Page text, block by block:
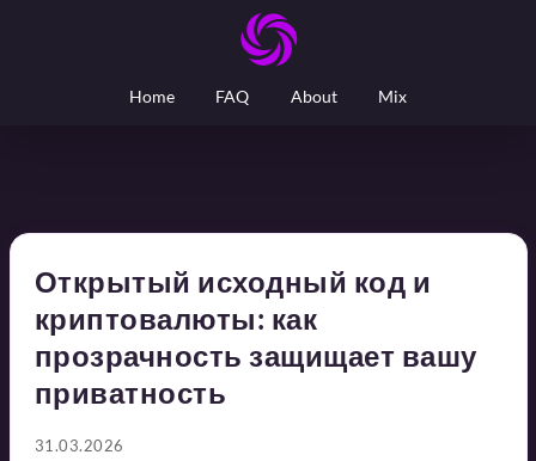
Home FAQ About Mix
Открытый исходный код и
криптовалюты: как
прозрачность защищает вашу
приватность
31.03.2026